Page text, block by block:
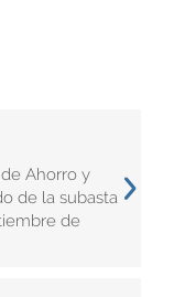
Ahorro y
de la subasta
de